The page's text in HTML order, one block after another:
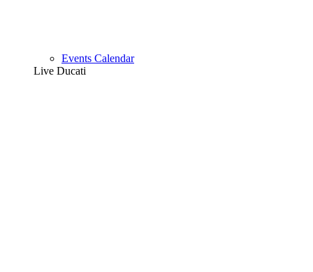
Events Calendar
Live Ducati